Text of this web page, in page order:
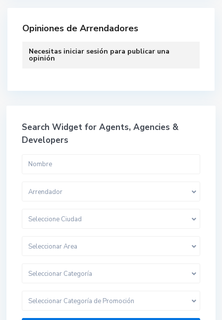
Opiniones de Arrendadores
Necesitas iniciar sesión para publicar una
opinión
Search Widget for Agents, Agencies &
Developers
Arrendador
Seleccione Ciudad
Seleccionar Area
Seleccionar Categoría
Seleccionar Categoría de Promoción